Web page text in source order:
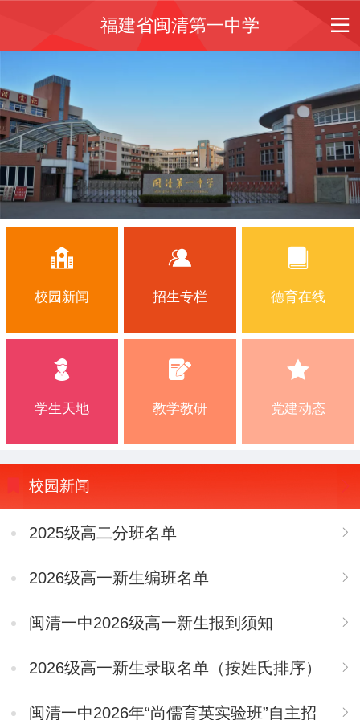
福建省闽清第一中学
校园新闻 招生专栏 德育在线
学生天地 教学教研 党建动态
校园新闻
2025级高二分班名单
2026级高一新生编班名单
闽清一中2026级高一新生报到须知
2026级高一新生录取名单（按姓氏排序）
闽清一中2026年“尚儒育英实验班”自主招